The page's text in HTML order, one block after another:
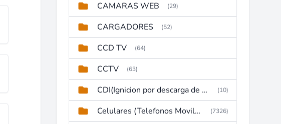
CAMARAS WEB (29)
CARGADORES (52)
CCD TV (64)
CCTV (63)
CDI(Ignicion por descarga de capacitor) (10)
Celulares (Telefonos Moviles) (7326)